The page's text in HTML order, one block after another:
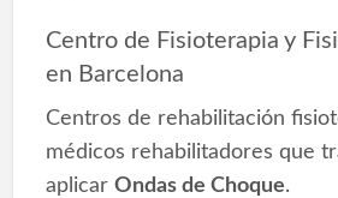
Centro de Fisioterapia y
en Barcelona
Centros de rehabilitación
médicos rehabilitadores que
aplicar Ondas de Choque.